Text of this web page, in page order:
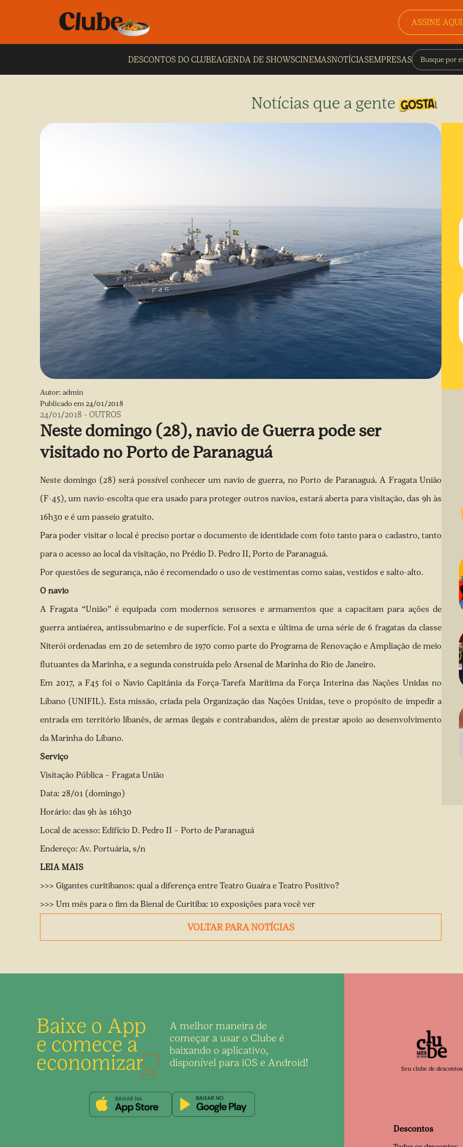
ASSINE AQUI
DESCONTOS DO CLUBEAGENDA DE SHOWSCINEMASNOTÍCIASEMPRESAS
Notícias que a gente gosta
Autor: admin
Publicado em24/01/2018
24/01/2018 - OUTROS
Neste domingo (28), navio de Guerra pode ser
visitado no Porto de Paranaguá
Neste domingo (28) será possível conhecer um navio de guerra, no Porto de Paranaguá. A Fragata União
(F-45), um navio-escolta que era usado para proteger outros navios, estará aberta para visitação, das 9h às
16h30 e é um passeio gratuito.
Para poder visitar o local é preciso portar o documento de identidade com foto tanto para o cadastro, tanto
para o acesso ao local da visitação, no Prédio D. Pedro II, Porto de Paranaguá.
Por questões de segurança, não é recomendado o uso de vestimentas como saias, vestidos e salto-alto.
O navio
A Fragata “União” é equipada com modernos sensores e armamentos que a capacitam para ações de
guerra antiaérea, antissubmarino e de superfície. Foi a sexta e última de uma série de 6 fragatas da classe
Niterói ordenadas em 20 de setembro de 1970 como parte do Programa de Renovação e Ampliação de meio
flutuantes da Marinha, e a segunda construída pelo Arsenal de Marinha do Rio de Janeiro.
Em 2017, a F45 foi o Navio Capitânia da Força-Tarefa Marítima da Força Interina das Nações Unidas no
Líbano (UNIFIL). Esta missão, criada pela Organização das Nações Unidas, teve o propósito de impedir a
entrada em território libanês, de armas ilegais e contrabandos, além de prestar apoio ao desenvolvimento
da Marinha do Líbano.
Serviço
Visitação Pública – Fragata União
Data: 28/01 (domingo)
Horário: das 9h às 16h30
Local de acesso: Edifício D. Pedro II – Porto de Paranaguá
Endereço: Av. Portuária, s/n
LEIA MAIS
>>> Gigantes curitibanos: qual a diferença entre Teatro Guaíra e Teatro Positivo?
>>> Um mês para o fim da Bienal de Curitiba: 10 exposições para você ver
VOLTAR PARA NOTÍCIAS
Baixe o App
e comece a
economizar
A melhor maneira de
começar a usar o Clube é
baixando o aplicativo,
disponível para iOS e Android!
Seu clube de descontos
Descontos